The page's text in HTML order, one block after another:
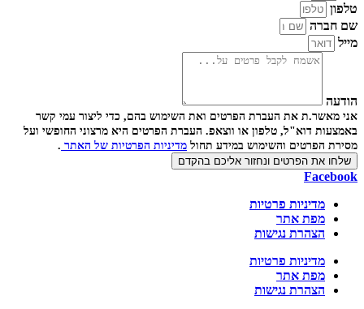
טלפון
שם חברה
מייל
הודעה
אני מאשר.ת את העברת הפרטים ואת השימוש בהם, כדי ליצור עמי קשר
באמצעות דוא"ל, טלפון או ווצאפ. העברת הפרטים היא מרצוני החופשי ועל
מסירת הפרטים והשימוש במידע תחול מדיניות הפרטיות של האתר .
שלחו את הפרטים ונחזור אליכם בהקדם
Facebook
מדיניות פרטיות
מפת אתר
הצהרת נגישות
מדיניות פרטיות
מפת אתר
הצהרת נגישות